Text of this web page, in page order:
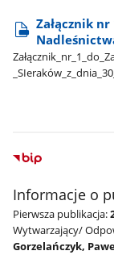
Załącznik
Informacje o
Pierwsza publikacja:
Wytwarzający/
Gorzelańczyk,